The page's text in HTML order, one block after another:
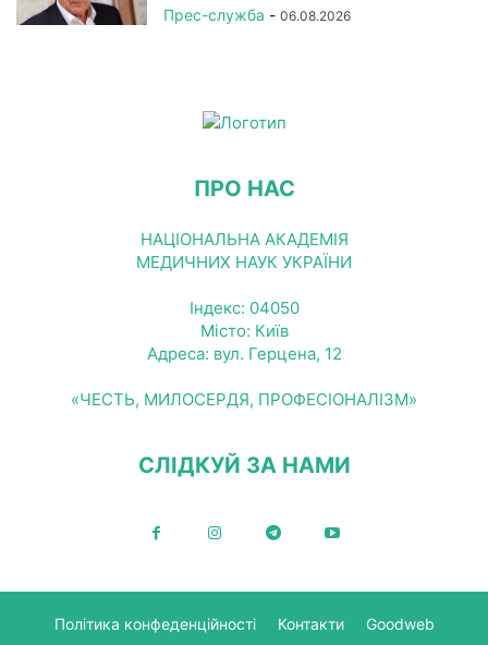
Прес-служба - 06.08.2026
ПРО НАС
НАЦІОНАЛЬНА АКАДЕМІЯ
МЕДИЧНИХ НАУК УКРАЇНИ
Індекс: 04050
Місто: Київ
Адреса: вул. Герцена, 12
«ЧЕСТЬ, МИЛОСЕРДЯ, ПРОФЕСІОНАЛІЗМ»
СЛІДКУЙ ЗА НАМИ
Політика конфеденційності Контакти Goodweb